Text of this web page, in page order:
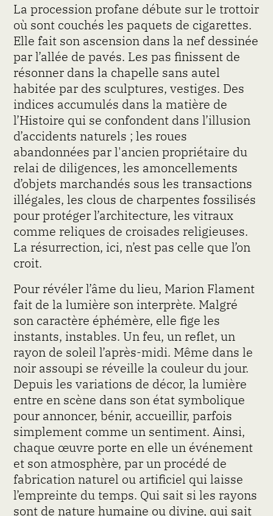
La procession profane débute sur le trottoir
où sont couchés les paquets de cigarettes.
Elle fait son ascension dans la nef dessinée
par l’allée de pavés. Les pas finissent de
résonner dans la chapelle sans autel
habitée par des sculptures, vestiges. Des
indices accumulés dans la matière de
l’Histoire qui se confondent dans l’illusion
d’accidents naturels ; les roues
abandonnées par l'ancien propriétaire du
relai de diligences, les amoncellements
d’objets marchandés sous les transactions
illégales, les clous de charpentes fossilisés
pour protéger l’architecture, les vitraux
comme reliques de croisades religieuses.
La résurrection, ici, n’est pas celle que l’on
croit.
Pour révéler l’âme du lieu, Marion Flament
fait de la lumière son interprète. Malgré
son caractère éphémère, elle fige les
instants, instables. Un feu, un reflet, un
rayon de soleil l’après-midi. Même dans le
noir assoupi se réveille la couleur du jour.
Depuis les variations de décor, la lumière
entre en scène dans son état symbolique
pour annoncer, bénir, accueillir, parfois
simplement comme un sentiment. Ainsi,
chaque œuvre porte en elle un événement
et son atmosphère, par un procédé de
fabrication naturel ou artificiel qui laisse
l’empreinte du temps. Qui sait si les rayons
sont de nature humaine ou divine, qui sait